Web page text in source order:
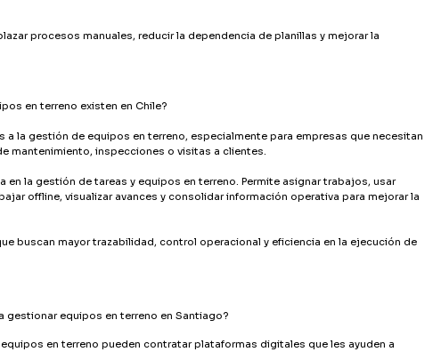
procesos manuales, reducir la dependencia de planillas y mejorar la
en terreno existen en Chile?
a la gestión de equipos en terreno, especialmente para empresas que necesitan
mantenimiento, inspecciones o visitas a clientes.
en la gestión de tareas y equipos en terreno. Permite asignar trabajos, usar
offline, visualizar avances y consolidar información operativa para mejorar la
buscan mayor trazabilidad, control operacional y eficiencia en la ejecución de
gestionar equipos en terreno en Santiago?
en terreno pueden contratar plataformas digitales que les ayuden a